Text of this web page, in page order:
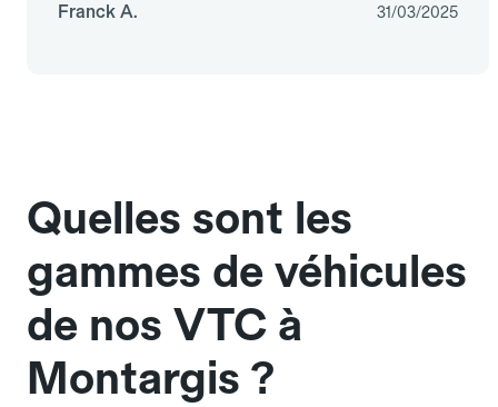
Franck A. 31/03/2025
Quelles sont les
gammes de véhicules
de nos VTC à
Montargis ?